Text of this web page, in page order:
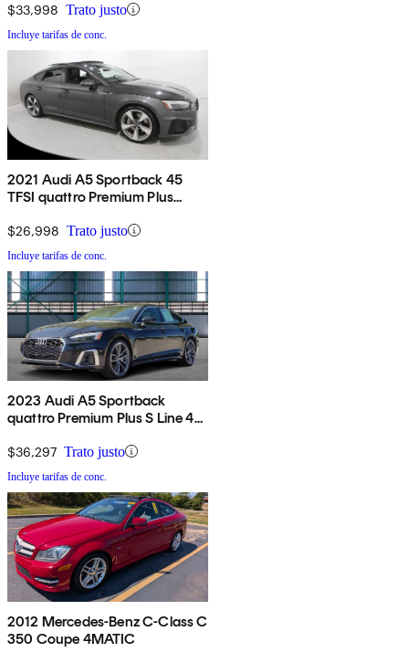
$33,998 Trato justo
Incluye tarifas de conc.
2021 Audi A5 Sportback 45
TFSI quattro Premium Plus
$26,998 Trato justo
Incluye tarifas de conc.
2023 Audi A5 Sportback
quattro Premium Plus S Line 45
$36,297 Trato justo
Incluye tarifas de conc.
2012 Mercedes-Benz C-Class C
350 Coupe 4MATIC